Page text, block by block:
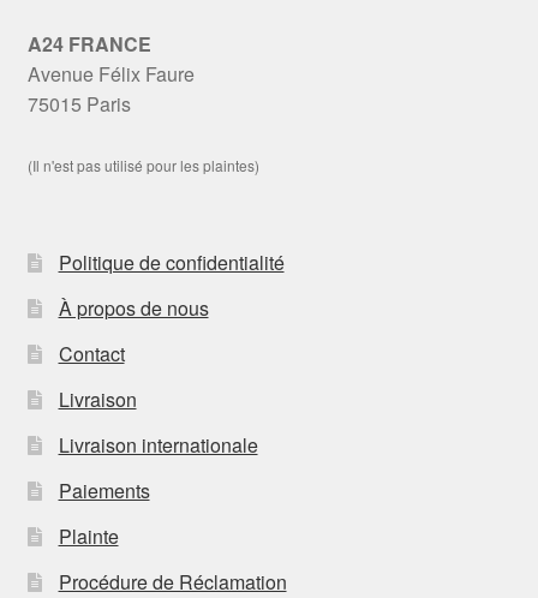
A24 FRANCE
Avenue Félix Faure
75015 Paris
(Il n'est pas utilisé pour les plaintes)
Politique de confidentialité
À propos de nous
Contact
Livraison
Livraison internationale
Paiements
Plainte
Procédure de Réclamation